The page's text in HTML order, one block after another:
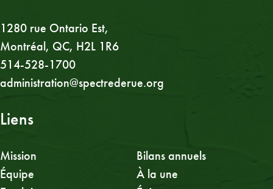
1280 rue Ontario Est,
Montréal, QC, H2L 1R6
514-528-1700
administration@spectrederue.org
Liens
Mission
Équipe
Bilans annuels
À la une